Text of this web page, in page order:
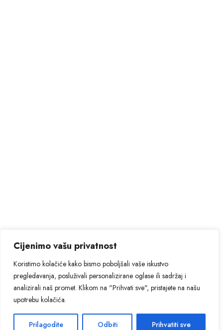
Cijenimo vašu privatnost
Koristimo kolačiće kako bismo poboljšali vaše iskustvo
pregledavanja, posluživali personalizirane oglase ili sadržaj i
analizirali naš promet. Klikom na "Prihvati sve", pristajete na našu
upotrebu kolačića.
Prilagodite Odbiti Prihvatiti sve